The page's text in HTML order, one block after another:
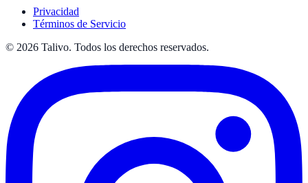
Privacidad
Términos de Servicio
© 2026 Talivo. Todos los derechos reservados.